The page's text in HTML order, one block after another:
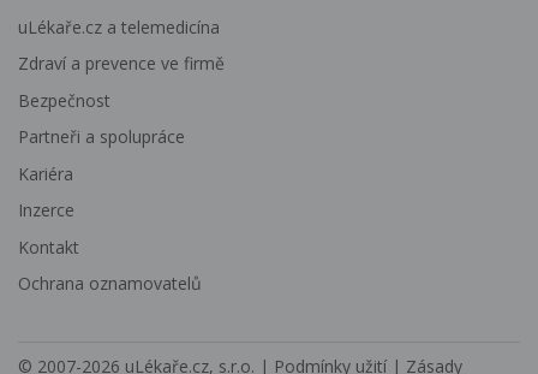
uLékaře.cz a telemedicína
Zdraví a prevence ve firmě
Bezpečnost
Partneři a spolupráce
Kariéra
Inzerce
Kontakt
Ochrana oznamovatelů
© 2007-2026 uLékaře.cz, s.r.o. | Podmínky užití | Zásady